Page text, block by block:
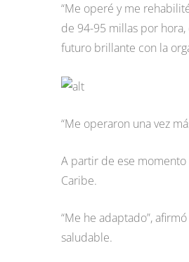
“Me operé y me
de 94-95 millas por
futuro brillante con la
“Me operaron una vez
A partir de ese
Caribe.
“Me he adaptado”,
saludable.